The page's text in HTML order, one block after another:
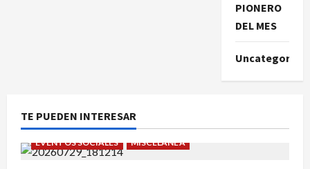
PIONERO
DEL MES
Uncategorized
TE PUEDEN INTERESAR
EVENTOS SOCIALES MISCELÁNEA